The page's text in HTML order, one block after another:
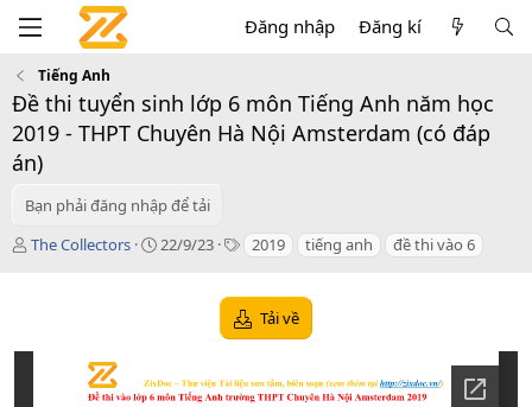
Đăng nhập Đăng kí
Tiếng Anh
Đề thi tuyển sinh lớp 6 môn Tiếng Anh năm học
2019 - THPT Chuyên Hà Nội Amsterdam (có đáp
án)
Bạn phải đăng nhập để tải
T
ả
The Collectors
C
n
22/9/23
T
s
2019 tiếng anh đề thi vào 6
Tải về